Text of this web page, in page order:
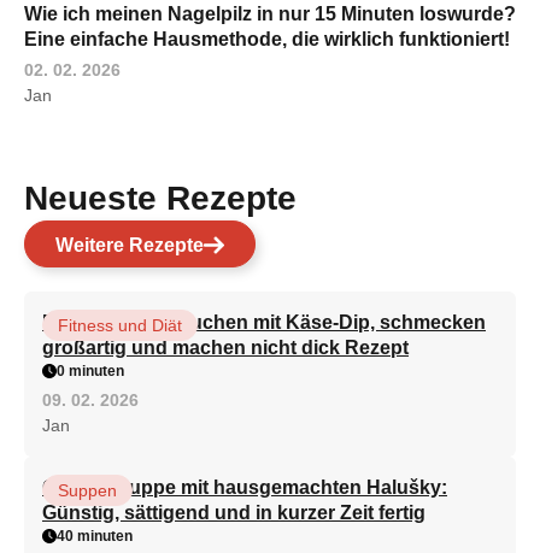
Wie ich meinen Nagelpilz in nur 15 Minuten loswurde?
Eine einfache Hausmethode, die wirklich funktioniert!
02. 02. 2026
Jan
Neueste Rezepte
Weitere Rezepte
Brokkoli-Pfannkuchen mit Käse-Dip, schmecken
großartig und machen nicht dick Rezept
Fitness und Diät
0 minuten
09. 02. 2026
Jan
Gemüsesuppe mit hausgemachten Halušky:
Günstig, sättigend und in kurzer Zeit fertig
Suppen
40 minuten